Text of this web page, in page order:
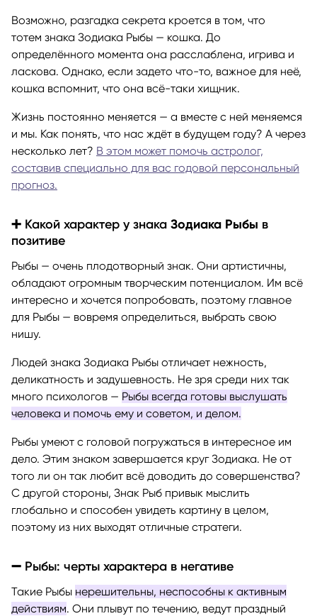
Возможно, разгадка секрета кроется в том, что
тотем знака Зодиака Рыбы — кошка. До
определённого момента она расслаблена, игрива и
ласкова. Однако, если задето что-то, важное для неё,
кошка вспомнит, что она всё-таки хищник.
Жизнь постоянно меняется — а вместе с ней меняемся
и мы. Как понять, что нас ждёт в будущем году? А через
несколько лет? В этом может помочь астролог,
составив специально для вас годовой персональный
прогноз.
➕ Какой характер у знака Зодиака Рыбы в
позитиве
Рыбы — очень плодотворный знак. Они артистичны,
обладают огромным творческим потенциалом. Им всё
интересно и хочется попробовать, поэтому главное
для Рыбы — вовремя определиться, выбрать свою
нишу.
Людей знака Зодиака Рыбы отличает нежность,
деликатность и задушевность. Не зря среди них так
много психологов — Рыбы всегда готовы выслушать
человека и помочь ему и советом, и делом.
Рыбы умеют с головой погружаться в интересное им
дело. Этим знаком завершается круг Зодиака. Не от
того ли он так любит всё доводить до совершенства?
С другой стороны, Знак Рыб привык мыслить
глобально и способен увидеть картину в целом,
поэтому из них выходят отличные стратеги.
➖ Рыбы: черты характера в негативе
Такие Рыбы нерешительны, неспособны к активным
действиям. Они плывут по течению, ведут праздный